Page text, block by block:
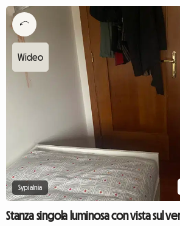
Sypialnia
Stanza singola luminosa con vista sul